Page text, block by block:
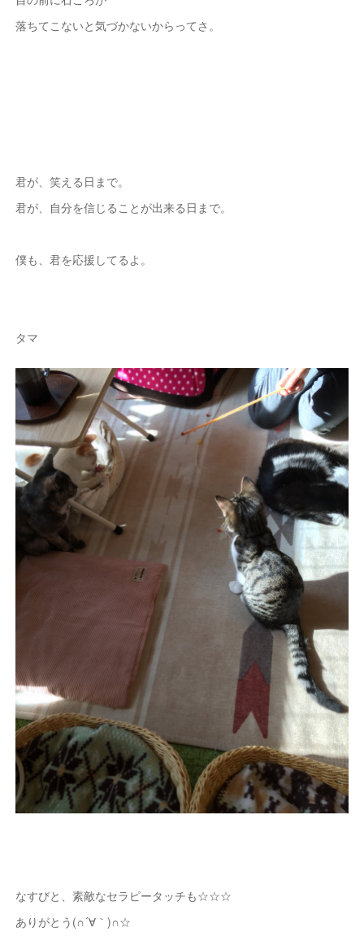
落ちてこないと気づかないからってさ。
君が、笑える日まで。
君が、自分を信じることが出来る日まで。
僕も、君を応援してるよ。
タマ
なすびと、素敵なセラピータッチも☆☆☆
ありがとう(∩´∀｀)∩☆